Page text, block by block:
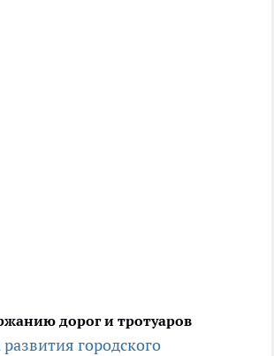
дорог и тротуаров
городского